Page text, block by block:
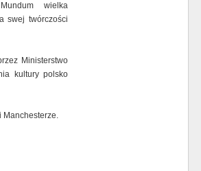
wielka
swej twórczości
Ministerstwo
kultury polsko
Manchesterze.